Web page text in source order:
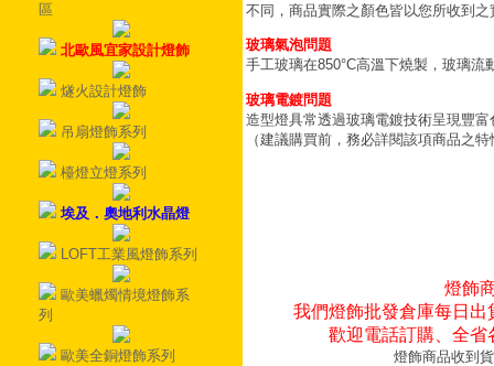
區
北歐風宜家設計燈飾
燧火設計燈飾
吊扇燈飾系列
檯燈立燈系列
埃及．奧地利水晶燈
LOFT工業風燈飾系列
歐美蠟燭情境燈飾系
列
歐美全銅燈飾系列
不同，商品實際之顏色皆以您所收到之
玻璃氣泡問題
手工玻璃在850°C高溫下燒製，玻璃
玻璃電鍍問題
造型燈具常透過玻璃電鍍技術呈現豐
（建議購買前，務必詳閱該項商品之
燈飾
我們燈飾批發倉庫每日
歡迎電話訂購、全
燈飾商品收到